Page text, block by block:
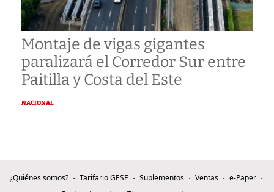
Montaje de vigas gigantes
paralizará el Corredor Sur entre
Paitilla y Costa del Este
NACIONAL
¿Quiénes somos? Tarifario GESE Suplementos Ventas
e-Paper